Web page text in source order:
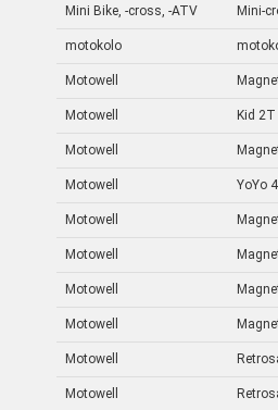
Mini Bike, -cross, -ATV Mini-
motokolo
Motowell
Motowell Kid
Motowell
Motowell YoYo
Motowell
Motowell
Motowell
Motowell
Motowell
Motowell